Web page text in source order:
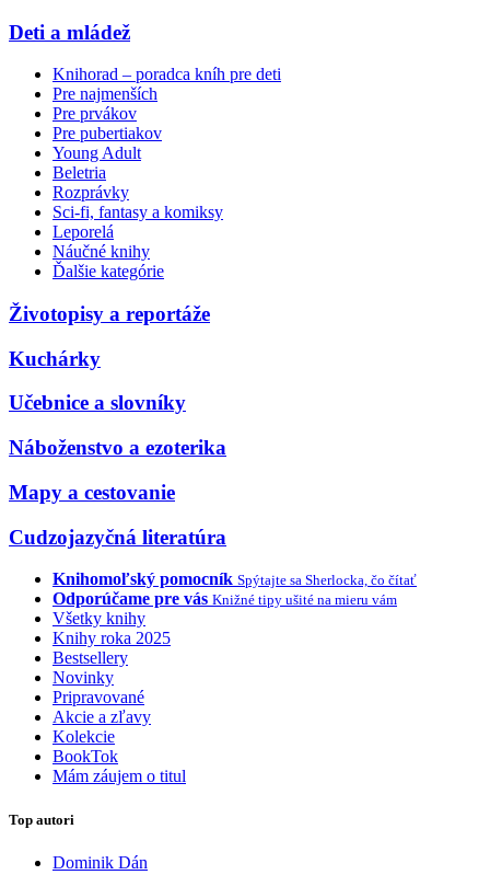
Deti a mládež
Knihorad – poradca kníh pre deti
Pre najmenších
Pre prvákov
Pre pubertiakov
Young Adult
Beletria
Rozprávky
Sci-fi, fantasy a komiksy
Leporelá
Náučné knihy
Ďalšie kategórie
Životopisy a reportáže
Kuchárky
Učebnice a slovníky
Náboženstvo a ezoterika
Mapy a cestovanie
Cudzojazyčná literatúra
Knihomoľský pomocník Spýtajte sa Sherlocka, čo čítať
Odporúčame pre vás Knižné tipy ušité na mieru vám
Všetky knihy
Knihy roka 2025
Bestsellery
Novinky
Pripravované
Akcie a zľavy
Kolekcie
BookTok
Mám záujem o titul
Top autori
Dominik Dán